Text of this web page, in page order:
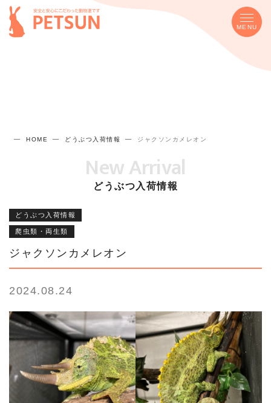
MENU
HOME どうぶつ入荷情報 ジャクソンカメレオン
New Arrival
どうぶつ入荷情報
どうぶつ入荷情報
爬虫類・両生類
ジャクソンカメレオン
2024.08.24